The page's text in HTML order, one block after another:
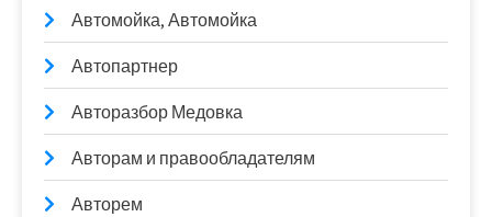
Автомойка, Автомойка
Автопартнер
Авторазбор Медовка
Авторам и правообладателям
Авторем